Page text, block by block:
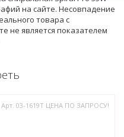
на сайте. Несовпадение
товара с
не является показателем
Арт. 03-1619T ЦЕНА ПО ЗАПРОСУ!